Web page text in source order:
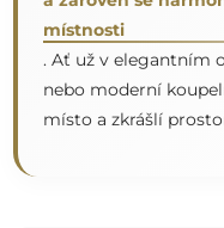
e-mailovou adresu: